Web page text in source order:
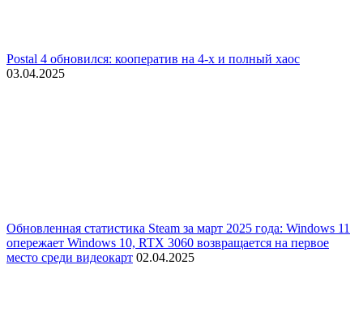
Postal 4 обновился: кооператив на 4-х и полный хаос
03.04.2025
Обновленная статистика Steam за март 2025 года: Windows 11
опережает Windows 10, RTX 3060 возвращается на первое
место среди видеокарт 02.04.2025